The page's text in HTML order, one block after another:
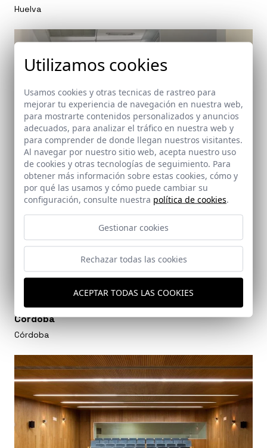
Huelva
Colegio de Educación Infantil y Primaria en
Córdoba
Córdoba
Utilizamos cookies
Usamos cookies y otras tecnicas de rastreo para
mejorar tu experiencia de navegación en nuestra web,
para mostrarte contenidos personalizados y anuncios
adecuados, para analizar el tráfico en nuestra web y
para comprender de donde llegan nuestros visitantes.
Al navegar por nuestro sitio web, acepta nuestro uso
de cookies y otras tecnologías de seguimiento. Para
obtener más información sobre estas cookies, cómo y
por qué las usamos y cómo puede cambiar su
configuración, consulte nuestra política de cookies.
Gestionar cookies
Rechazar todas las cookies
ACEPTAR TODAS LAS COOKIES